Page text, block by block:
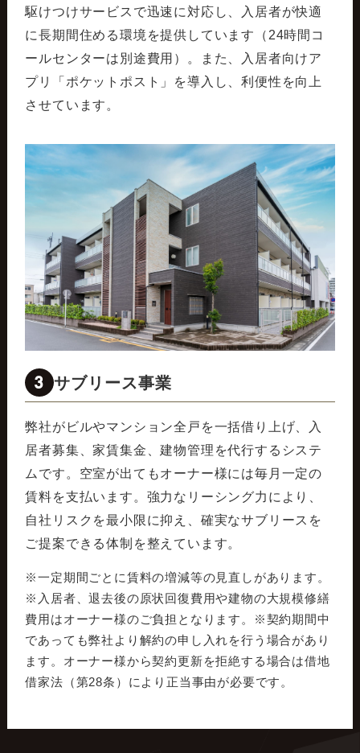
駆けつけサービスで迅速に対応し、入居者が快適
に長期間住める環境を提供しています（24時間コ
ールセンターは別途費用）。また、入居者向けア
プリ「ポケットポスト」を導入し、利便性を向上
させています。
3 サブリース事業
弊社がビルやマンション全戸を一括借り上げ、入
居者募集、家賃集金、建物管理を代行するシステ
ムです。空室が出てもオーナー様には毎月一定の
賃料を支払います。強力なリーシング力により、
自社リスクを最小限に抑え、確実なサブリースを
ご提案できる体制を整えています。
※一定期間ごとに賃料の増減等の見直しがあります。
※入居者、退去後の原状回復費用や建物の大規模修繕
費用はオーナー様のご負担となります。※契約期間中
であっても弊社より解約の申し入れを行う場合があり
ます。オーナー様から契約更新を拒絶する場合は借地
借家法（第28条）により正当事由が必要です。